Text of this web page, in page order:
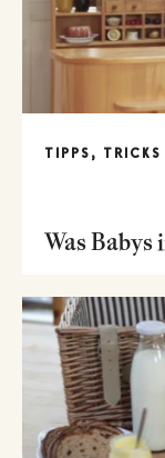
TIPPS, TRICKS
Was Babys